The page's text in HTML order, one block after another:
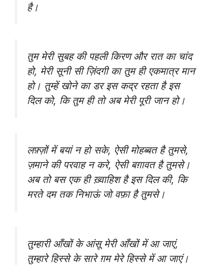
है।
तुम मेरी सुबह की पहली किरण और रात का चांद
हो, मेरी सूनी सी ज़िंदगी का तुम ही एकमात्र मान
हो। तुम्हें खोने का डर इस कद्र रहता है इस
दिल को, कि तुम ही तो अब मेरी पूरी जान हो।
लफ़्ज़ों में बयां न हो सके, ऐसी मोहब्बत है तुमसे,
ज़माने की परवाह न करे, ऐसी बग़ावत है तुमसे।
अब तो बस एक ही ख़्वाहिश है इस दिल की, कि
मरते दम तक निभाऊं जो वफ़ा है तुमसे।
तुम्हारी आँखों के आंसू मेरी आँखों में आ जाएं,
तुम्हारे हिस्से के सारे ग़म मेरे हिस्से में आ जाएं।